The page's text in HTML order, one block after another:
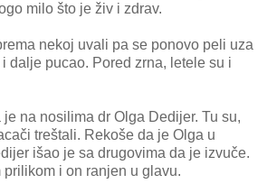
milo što je živ i zdrav.
nekoj uvali pa se ponovo peli uza
dalje pucao. Pored zrna, letele su i
na nosilima dr Olga Dedijer. Tu su,
treštali. Rekoše da je Olga u
išao je sa drugovima da je izvuče.
prilikom i on ranjen u glavu.